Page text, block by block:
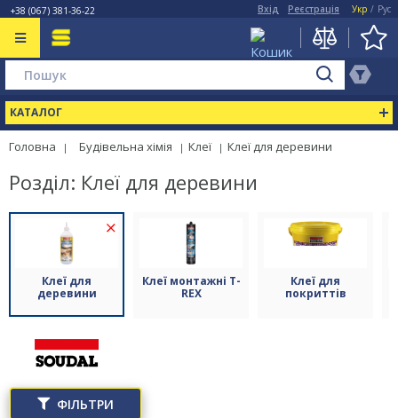
+38 (067) 381-36-22 Вхід Реєстрація Укр / Рус
КАТАЛОГ
Головна Будівельна хімія Клеї Клеї для деревини
Розділ: Клеї для деревини
Клеї для
деревини
Клеї монтажні T-
REX
Клеї для
покриттів
ФІЛЬТРИ